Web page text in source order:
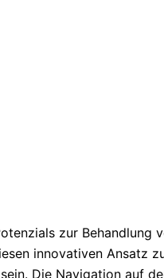
zur Behandlung
innovativen Ansatz
Die Navigation auf